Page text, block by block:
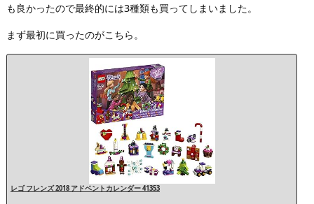
も良かったので最終的には3種類も買ってしまいました。
まず最初に買ったのがこちら。
レゴ フレンズ 2018 アドベントカレンダー 41353